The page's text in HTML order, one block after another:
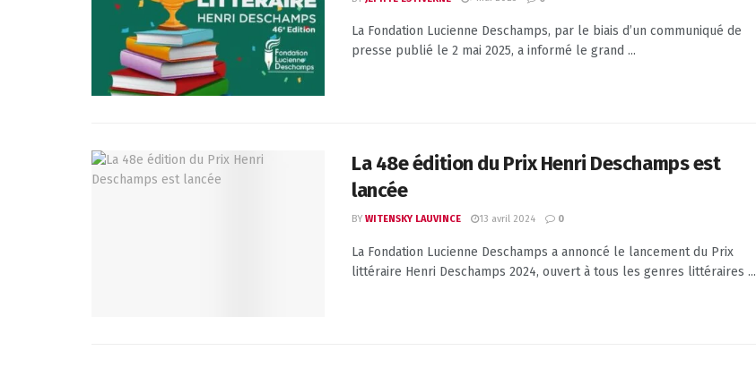
La Fondation Lucienne Deschamps, par le biais d’un communiqué de
presse publié le 2 mai 2025, a informé le grand ...
La 48e édition du Prix Henri Deschamps est
lancée
BY WITENSKY LAUVINCE 13 avril 2024 0
La Fondation Lucienne Deschamps a annoncé le lancement du Prix
littéraire Henri Deschamps 2024, ouvert à tous les genres littéraires ...